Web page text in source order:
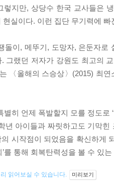
렇지만, 상당수 한국 교사들은
실이다. 이런 집단 무기력에
돌이, 메뚜기, 도망자, 은둔자
. 그랬던 저자가 강원도 최고의
〈올해의 스승상〉(2015) 최
별히 언제 폭발할지 모를 정도
년 아이들과 짜릿하고도 기막
시작점이 되었음을 확신하게
’를 통해 회복탄력성을 볼 수 있
읽어보실 수 있습니다. 미리보기